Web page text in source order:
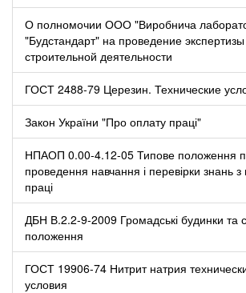
О полномочии ООО "Виробнича
"Будстандарт" на проведение
строительной деятельности
ГОСТ 2488-79 Церезин. Технические
Закон України "Про оплату праці"
НПАОП 0.00-4.12-05 Типове положення
проведення навчання і перевірки знань
праці
ДБН В.2.2-9-2009 Громадські будинки та
положення
ГОСТ 19906-74 Нитрит натрия
условия